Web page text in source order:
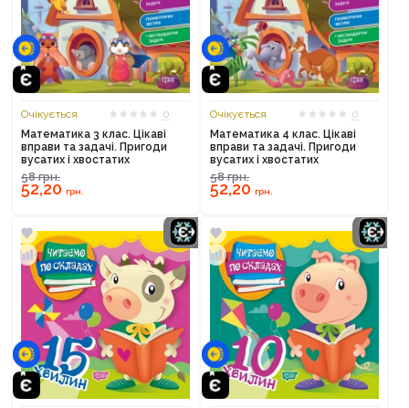
Очікується
0
Математика 3 клас. Цікаві
вправи та задачі. Пригоди
вусатих і хвостатих
58грн.
52,20 грн.
Очікується
0
Математика 4 клас. Цікаві
вправи та задачі. Пригоди
вусатих і хвостатих
58грн.
52,20 грн.